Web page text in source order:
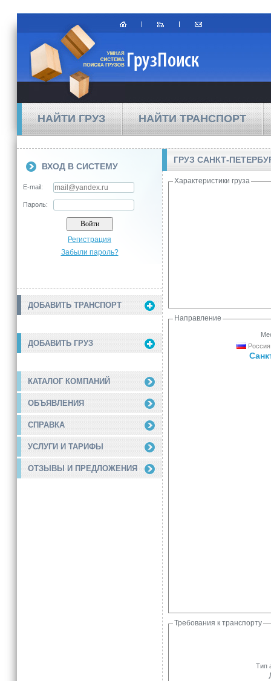
НАЙТИ ГРУЗ НАЙТИ ТРАНСПОРТ
ВХОД В СИСТЕМУ
E-mail:
Пароль:
Регистрация
Забыли пароль?
ДОБАВИТЬ ТРАНСПОРТ
ДОБАВИТЬ ГРУЗ
КАТАЛОГ КОМПАНИЙ
ОБЪЯВЛЕНИЯ
СПРАВКА
УСЛУГИ И ТАРИФЫ
ОТЗЫВЫ И ПРЕДЛОЖЕНИЯ
ГРУЗ САНКТ-
Характеристики груза
Направление
Требования к транспорту
Тип